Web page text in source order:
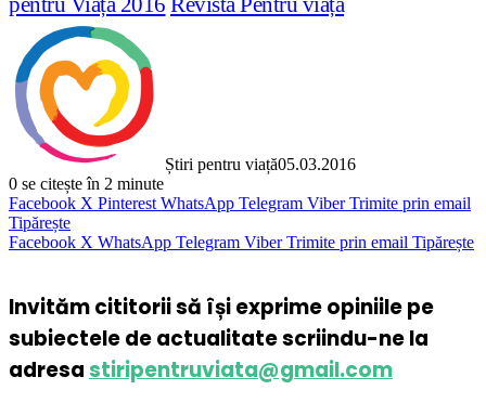
Știri pentru viață05.03.2016
0 se citește în 2 minute
Facebook X Pinterest WhatsApp Telegram Viber Trimite prin email
Tipărește
Facebook X WhatsApp Telegram Viber Trimite prin email Tipărește
Invităm cititorii să își exprime opiniile pe
subiectele de actualitate scriindu-ne la
adresastiripentruviata@gmail.com